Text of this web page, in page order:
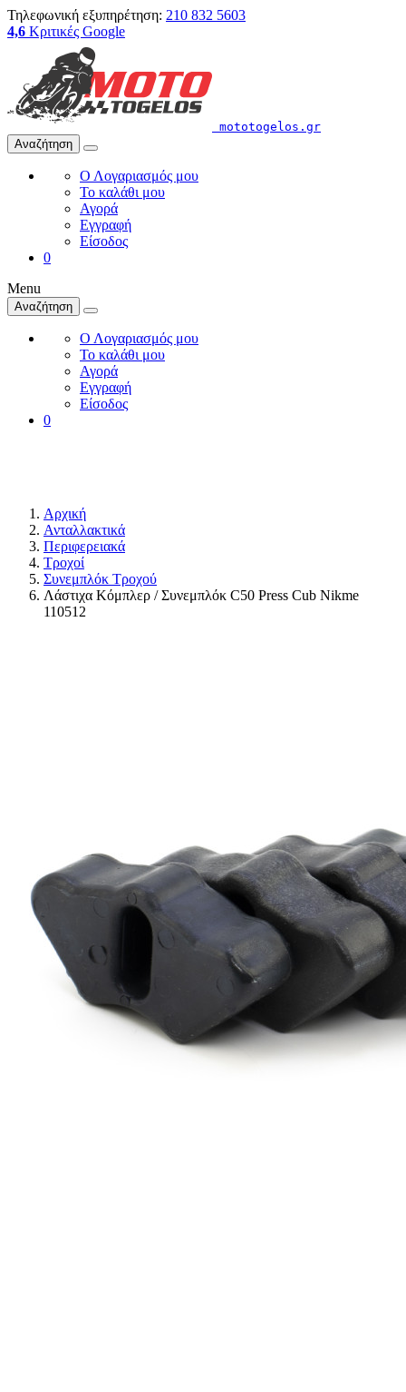
Τηλεφωνική εξυπηρέτηση: 210 832 5603
4,6 Κριτικές Google
mototogelos.gr
Αναζήτηση
Ο Λογαριασμός μου
Το καλάθι μου
Αγορά
Εγγραφή
Είσοδος
0
Menu
Αναζήτηση
Ο Λογαριασμός μου
Το καλάθι μου
Αγορά
Εγγραφή
Είσοδος
0
Αρχική
Ανταλλακτικά
Περιφερειακά
Τροχοί
Συνεμπλόκ Τροχού
Λάστιχα Κόμπλερ / Συνεμπλόκ C50 Press Cub Nikme
110512